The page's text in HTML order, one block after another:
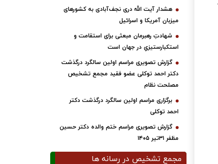
هشدار آیت الله دری نجف‌آبادی به کشورهای
میزبان آمریکا و اسرائیل
شهادتِ رهبرمان مبعثی برای استقامت و
استکبارستیزیِ در جهان است
گزارش تصویری مراسم اولین سالگرد درگذشت
دکتر احمد توکلی عضو فقید مجمع تشخیص
مصلحت نظام
برگزاری مراسم اولین سالگرد درگذشت دکتر
احمد توکلی
گزارش تصویری مراسم ختم والده دکتر حسین
مظفر ۳۱تیر ۱۴۰۵
مجمع تشخیص در رسانه ها